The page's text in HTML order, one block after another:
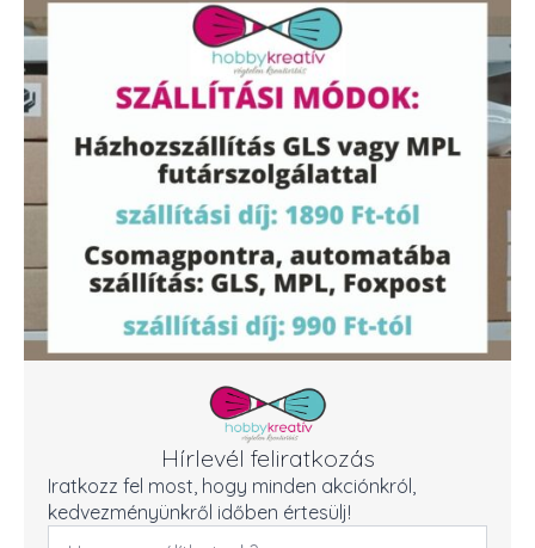
Hírlevél feliratkozás
Iratkozz fel most, hogy minden akciónkról,
kedvezményünkről időben értesülj!
Név